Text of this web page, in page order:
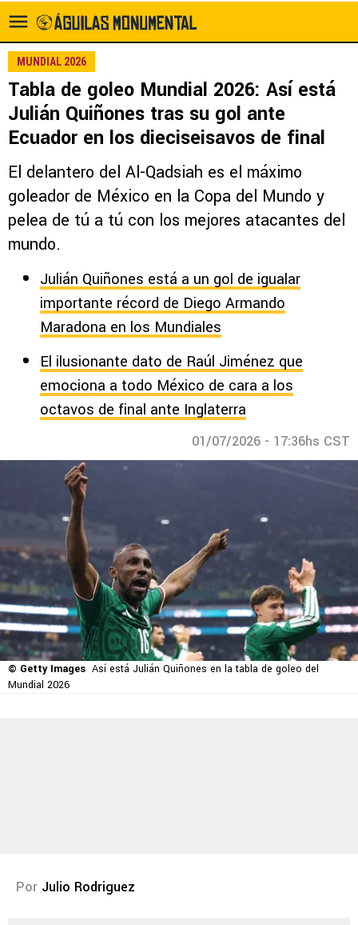
MUNDIAL 2026
Tabla de goleo Mundial 2026: Así está
Julián Quiñones tras su gol ante
Ecuador en los dieciseisavos de final
El delantero del Al-Qadsiah es el máximo
goleador de México en la Copa del Mundo y
pelea de tú a tú con los mejores atacantes del
mundo.
Julián Quiñones está a un gol de igualar
importante récord de Diego Armando
Maradona en los Mundiales
El ilusionante dato de Raúl Jiménez que
emociona a todo México de cara a los
octavos de final ante Inglaterra
01/07/2026 - 17:36hs CST
© Getty Images Así está Julián Quiñones en la tabla de goleo del
Mundial 2026
Por Julio Rodriguez